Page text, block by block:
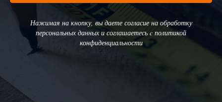
Нажимая на кнопку, вы даете согласие на обработку
персональных данных и соглашаетесь c политикой
конфиденциальности